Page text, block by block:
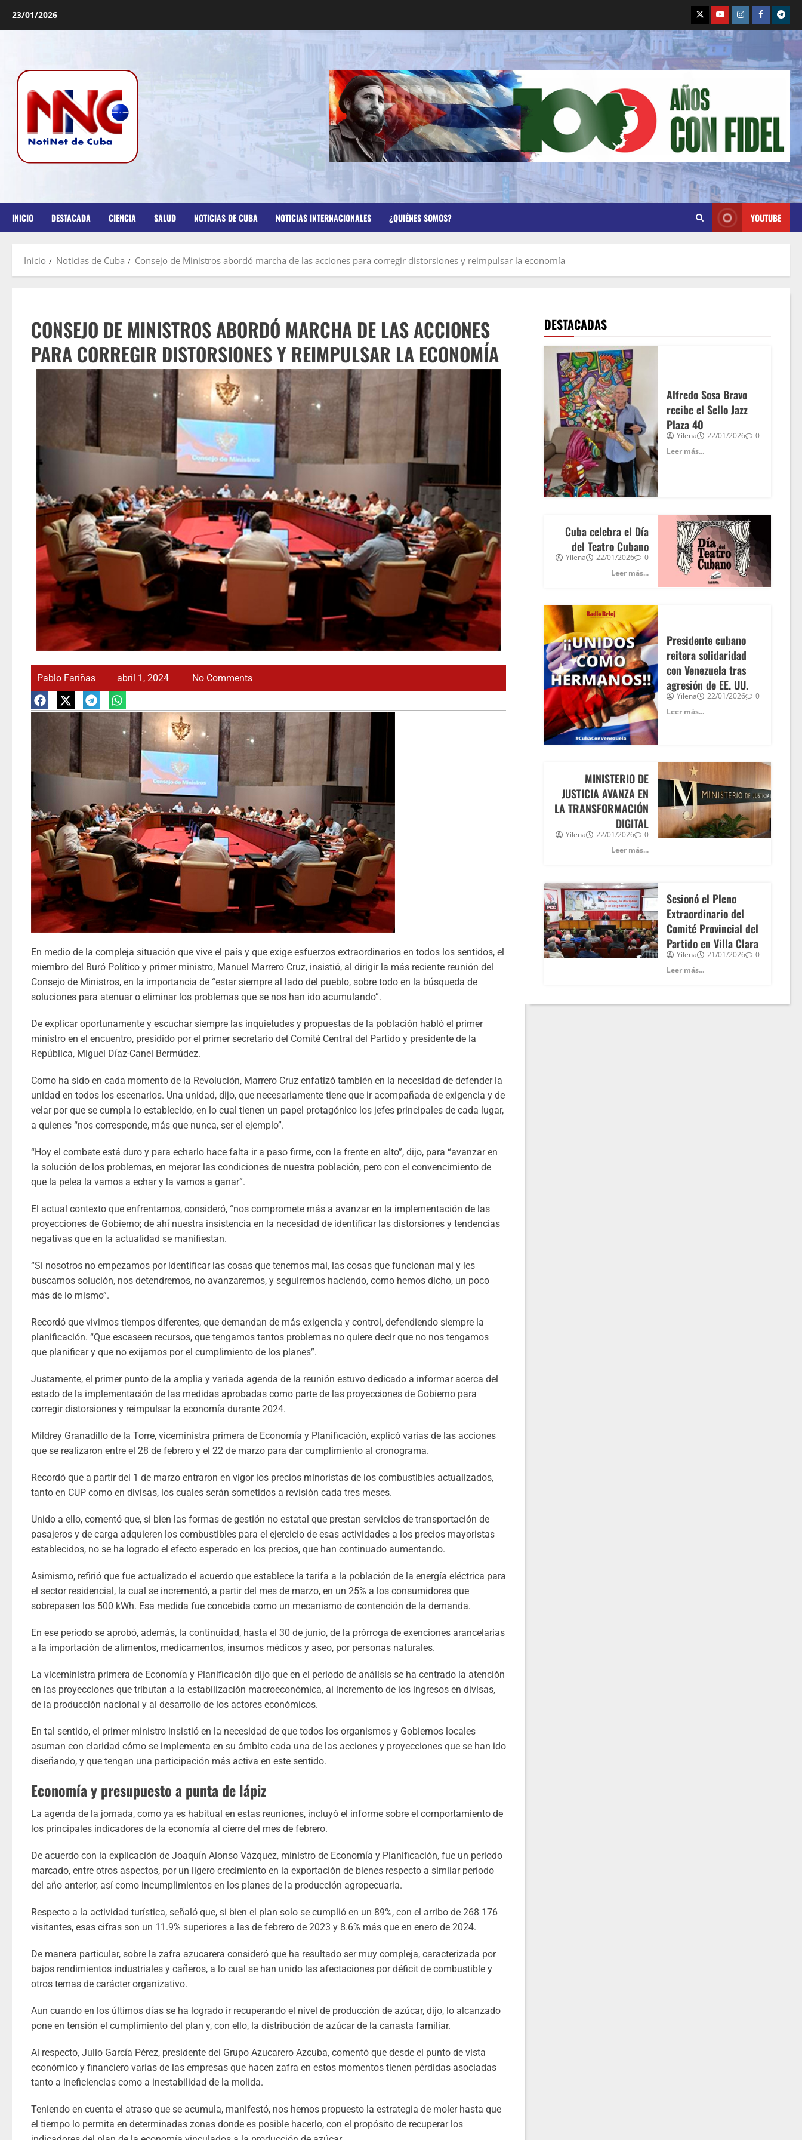
23/01/2026
INICIO DESTACADA CIENCIA SALUD NOTICIAS DE CUBA NOTICIAS INTERNACIONALES ¿QUIÉNES SOMOS? YOUTUBE
Inicio Noticias de Cuba Consejo de Ministros abordó marcha de las acciones para corregir distorsiones y reimpulsar la economía
CONSEJO DE MINISTROS ABORDÓ MARCHA DE LAS ACCIONES
PARA CORREGIR DISTORSIONES Y REIMPULSAR LA ECONOMÍA
Pablo Fariñas abril 1, 2024 No Comments
En medio de la compleja situación que vive el país y que exige esfuerzos extraordinarios en todos los sentidos, el
miembro del Buró Político y primer ministro, Manuel Marrero Cruz, insistió, al dirigir la más reciente reunión del
Consejo de Ministros, en la importancia de “estar siempre al lado del pueblo, sobre todo en la búsqueda de
soluciones para atenuar o eliminar los problemas que se nos han ido acumulando”.
De explicar oportunamente y escuchar siempre las inquietudes y propuestas de la población habló el primer
ministro en el encuentro, presidido por el primer secretario del Comité Central del Partido y presidente de la
República, Miguel Díaz-Canel Bermúdez.
Como ha sido en cada momento de la Revolución, Marrero Cruz enfatizó también en la necesidad de defender la
unidad en todos los escenarios. Una unidad, dijo, que necesariamente tiene que ir acompañada de exigencia y de
velar por que se cumpla lo establecido, en lo cual tienen un papel protagónico los jefes principales de cada lugar,
a quienes “nos corresponde, más que nunca, ser el ejemplo”.
“Hoy el combate está duro y para echarlo hace falta ir a paso firme, con la frente en alto”, dijo, para “avanzar en
la solución de los problemas, en mejorar las condiciones de nuestra población, pero con el convencimiento de
que la pelea la vamos a echar y la vamos a ganar”.
El actual contexto que enfrentamos, consideró, “nos compromete más a avanzar en la implementación de las
proyecciones de Gobierno; de ahí nuestra insistencia en la necesidad de identificar las distorsiones y tendencias
negativas que en la actualidad se manifiestan.
“Si nosotros no empezamos por identificar las cosas que tenemos mal, las cosas que funcionan mal y les
buscamos solución, nos detendremos, no avanzaremos, y seguiremos haciendo, como hemos dicho, un poco
más de lo mismo”.
Recordó que vivimos tiempos diferentes, que demandan de más exigencia y control, defendiendo siempre la
planificación. “Que escaseen recursos, que tengamos tantos problemas no quiere decir que no nos tengamos
que planificar y que no exijamos por el cumplimiento de los planes”.
Justamente, el primer punto de la amplia y variada agenda de la reunión estuvo dedicado a informar acerca del
estado de la implementación de las medidas aprobadas como parte de las proyecciones de Gobierno para
corregir distorsiones y reimpulsar la economía durante 2024.
Mildrey Granadillo de la Torre, viceministra primera de Economía y Planificación, explicó varias de las acciones
que se realizaron entre el 28 de febrero y el 22 de marzo para dar cumplimiento al cronograma.
Recordó que a partir del 1 de marzo entraron en vigor los precios minoristas de los combustibles actualizados,
tanto en CUP como en divisas, los cuales serán sometidos a revisión cada tres meses.
Unido a ello, comentó que, si bien las formas de gestión no estatal que prestan servicios de transportación de
pasajeros y de carga adquieren los combustibles para el ejercicio de esas actividades a los precios mayoristas
establecidos, no se ha logrado el efecto esperado en los precios, que han continuado aumentando.
Asimismo, refirió que fue actualizado el acuerdo que establece la tarifa a la población de la energía eléctrica para
el sector residencial, la cual se incrementó, a partir del mes de marzo, en un 25% a los consumidores que
sobrepasen los 500 kWh. Esa medida fue concebida como un mecanismo de contención de la demanda.
En ese periodo se aprobó, además, la continuidad, hasta el 30 de junio, de la prórroga de exenciones arancelarias
a la importación de alimentos, medicamentos, insumos médicos y aseo, por personas naturales.
La viceministra primera de Economía y Planificación dijo que en el periodo de análisis se ha centrado la atención
en las proyecciones que tributan a la estabilización macroeconómica, al incremento de los ingresos en divisas,
de la producción nacional y al desarrollo de los actores económicos.
En tal sentido, el primer ministro insistió en la necesidad de que todos los organismos y Gobiernos locales
asuman con claridad cómo se implementa en su ámbito cada una de las acciones y proyecciones que se han ido
diseñando, y que tengan una participación más activa en este sentido.
Economía y presupuesto a punta de lápiz
La agenda de la jornada, como ya es habitual en estas reuniones, incluyó el informe sobre el comportamiento de
los principales indicadores de la economía al cierre del mes de febrero.
De acuerdo con la explicación de Joaquín Alonso Vázquez, ministro de Economía y Planificación, fue un periodo
marcado, entre otros aspectos, por un ligero crecimiento en la exportación de bienes respecto a similar periodo
del año anterior, así como incumplimientos en los planes de la producción agropecuaria.
Respecto a la actividad turística, señaló que, si bien el plan solo se cumplió en un 89%, con el arribo de 268 176
visitantes, esas cifras son un 11.9% superiores a las de febrero de 2023 y 8.6% más que en enero de 2024.
De manera particular, sobre la zafra azucarera consideró que ha resultado ser muy compleja, caracterizada por
bajos rendimientos industriales y cañeros, a lo cual se han unido las afectaciones por déficit de combustible y
otros temas de carácter organizativo.
Aun cuando en los últimos días se ha logrado ir recuperando el nivel de producción de azúcar, dijo, lo alcanzado
pone en tensión el cumplimiento del plan y, con ello, la distribución de azúcar de la canasta familiar.
Al respecto, Julio García Pérez, presidente del Grupo Azucarero Azcuba, comentó que desde el punto de vista
económico y financiero varias de las empresas que hacen zafra en estos momentos tienen pérdidas asociadas
tanto a ineficiencias como a inestabilidad de la molida.
Teniendo en cuenta el atraso que se acumula, manifestó, nos hemos propuesto la estrategia de moler hasta que
el tiempo lo permita en determinadas zonas donde es posible hacerlo, con el propósito de recuperar los
DESTACADAS
Alfredo Sosa Bravo
recibe el Sello Jazz
Plaza 40
Yilena 22/01/2026
0
Leer más...
Cuba celebra el Día
del Teatro Cubano
Yilena 22/01/2026
0
Leer más...
Presidente cubano
reitera solidaridad
con Venezuela tras
agresión de EE. UU.
Yilena 22/01/2026
0
Leer más...
MINISTERIO DE
JUSTICIA AVANZA EN
LA TRANSFORMACIÓN
DIGITAL
Yilena 22/01/2026
0
Leer más...
Sesionó el Pleno
Extraordinario del
Comité Provincial del
Partido en Villa Clara
Yilena 21/01/2026
0
Leer más...